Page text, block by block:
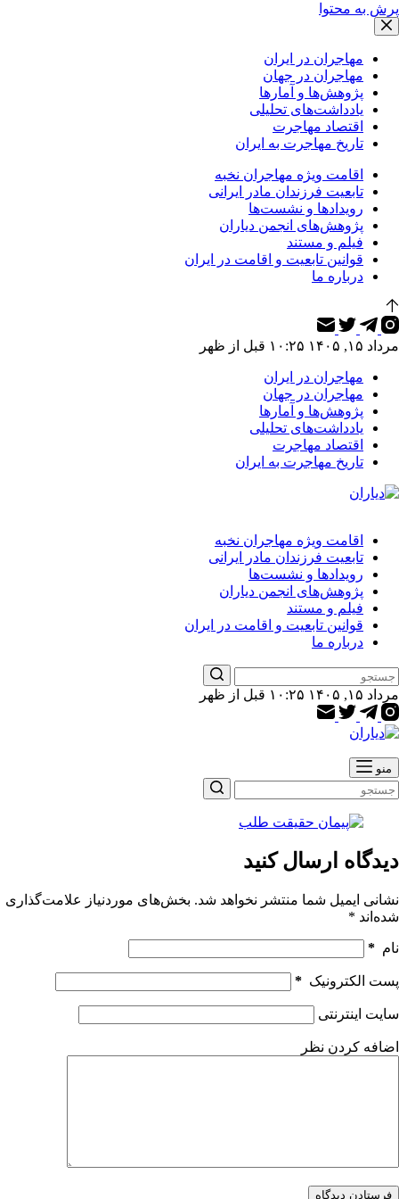
پرش به محتوا
مهاجران در ایران
مهاجران در جهان
پژوهش‌ها و آمارها
یادداشت‌های تحلیلی
اقتصاد مهاجرت
تاریخ مهاجرت به ایران
اقامت ویژه مهاجران نخبه
تابعیت فرزندان مادر ایرانی
رویدادها و نشست‌ها
پژوهش‌های انجمن دیاران
فیلم و مستند
قوانین تابعیت و اقامت در ایران
درباره ما
مرداد ۱۵, ۱۴۰۵ ۱۰:۲۵ قبل از ظهر
مهاجران در ایران
مهاجران در جهان
پژوهش‌ها و آمارها
یادداشت‌های تحلیلی
اقتصاد مهاجرت
تاریخ مهاجرت به ایران
اقامت ویژه مهاجران نخبه
تابعیت فرزندان مادر ایرانی
رویدادها و نشست‌ها
پژوهش‌های انجمن دیاران
فیلم و مستند
قوانین تابعیت و اقامت در ایران
درباره ما
مرداد ۱۵, ۱۴۰۵ ۱۰:۲۵ قبل از ظهر
منو
دیدگاه ارسال کنید
نشانی ایمیل شما منتشر نخواهد شد. بخش‌های موردنیاز علامت‌گذاری
شده‌اند *
نام *
پست الکترونیک *
سایت اینترنتی
اضافه کردن نظر
فرستادن دیدگاه